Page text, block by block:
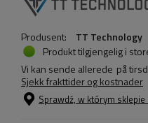
Produsent:
TT Technology
Produkt tilgjengelig i
Vi kan sende allerede på
Sjekk frakttider og kostnader
Sprawdź, w którym